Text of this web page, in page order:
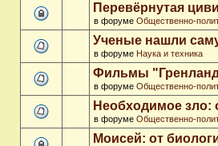
Перевёрнутая
в форуме Общественно-
Ученые нашли
в форуме Наука и техника
Фильмы
в форуме Общественно-
Необходимое зло:
в форуме Общественно-
Моисей: от